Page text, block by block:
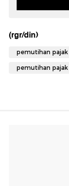
(rgr/din)
pemutihan pajak
pemutihan